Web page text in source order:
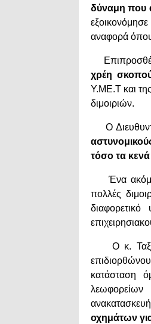
δύναμη που
αναφορά όπου
χρέη
Υ.ΜΕ.Τ και
διμοιριών.
Ο
τόσο τα κενά
Ένα ακόμα
πολλές
Ο κ.
κατάσταση
οχημάτων